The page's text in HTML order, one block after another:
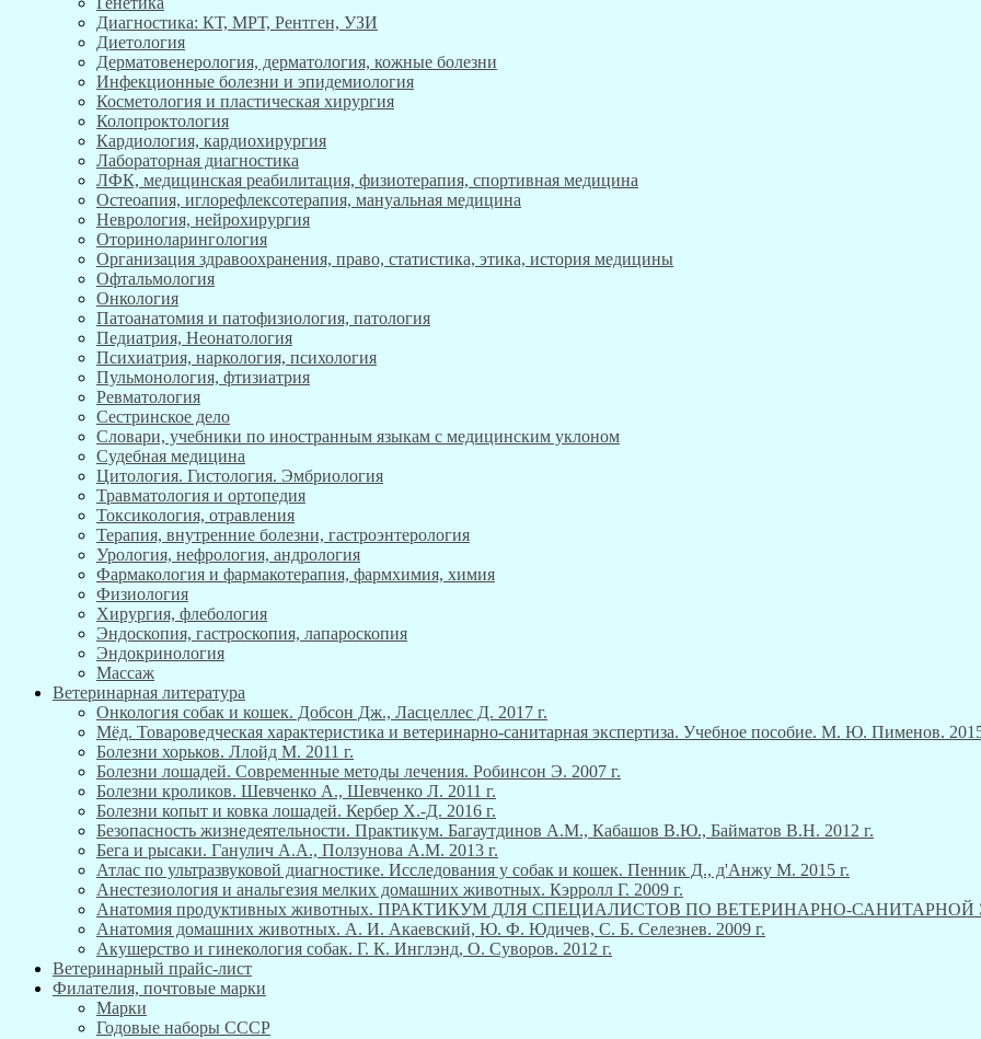
Диагностика: КТ, МРТ, Рентген, УЗИ
Диетология
Дерматовенерология, дерматология, кожные болезни
Инфекционные болезни и эпидемиология
Косметология и пластическая хирургия
Колопроктология
Кардиология, кардиохирургия
Лабораторная диагностика
ЛФК, медицинская реабилитация, физиотерапия, спортивная медицина
Остеоапия, иглорефлексотерапия, мануальная медицина
Неврология, нейрохирургия
Оториноларингология
Организация здравоохранения, право, статистика, этика, история медицины
Офтальмология
Онкология
Патоанатомия и патофизиология, патология
Педиатрия, Неонатология
Психиатрия, наркология, психология
Пульмонология, фтизиатрия
Ревматология
Сестринское дело
Словари, учебники по иностранным языкам с медицинским уклоном
Судебная медицина
Цитология. Гистология. Эмбриология
Травматология и ортопедия
Токсикология, отравления
Терапия, внутренние болезни, гастроэнтерология
Урология, нефрология, андрология
Фармакология и фармакотерапия, фармхимия, химия
Физиология
Хирургия, флебология
Эндоскопия, гастроскопия, лапароскопия
Эндокринология
Массаж
Ветеринарная литература
Онкология собак и кошек. Добсон Дж., Ласцеллес Д. 2017 г.
Мёд. Товароведческая характеристика и ветеринарно-санитарная экспертиза. Учебное пособие. М. Ю. Пименов.
Болезни хорьков. Ллойд М. 2011 г.
Болезни лошадей. Современные методы лечения. Робинсон Э. 2007 г.
Болезни кроликов. Шевченко А., Шевченко Л. 2011 г.
Болезни копыт и ковка лошадей. Кербер Х.-Д. 2016 г.
Безопасность жизнедеятельности. Практикум. Багаутдинов А.М., Кабашов В.Ю., Байматов В.Н. 2012 г.
Бега и рысаки. Ганулич А.А., Ползунова А.М. 2013 г.
Атлас по ультразвуковой диагностике. Исследования у собак и кошек. Пенник Д., д'Анжу М. 2015 г.
Анестезиология и анальгезия мелких домашних животных. Кэрролл Г. 2009 г.
Анатомия продуктивных животных. ПРАКТИКУМ ДЛЯ СПЕЦИАЛИСТОВ ПО ВЕТЕРИНАРНО-САНИТАРНОЙ
Анатомия домашних животных. А. И. Акаевский, Ю. Ф. Юдичев, С. Б. Селезнев. 2009 г.
Акушерство и гинекология собак. Г. К. Инглэнд, О. Суворов. 2012 г.
Ветеринарный прайс-лист
Филателия, почтовые марки
Марки
Годовые наборы СССР